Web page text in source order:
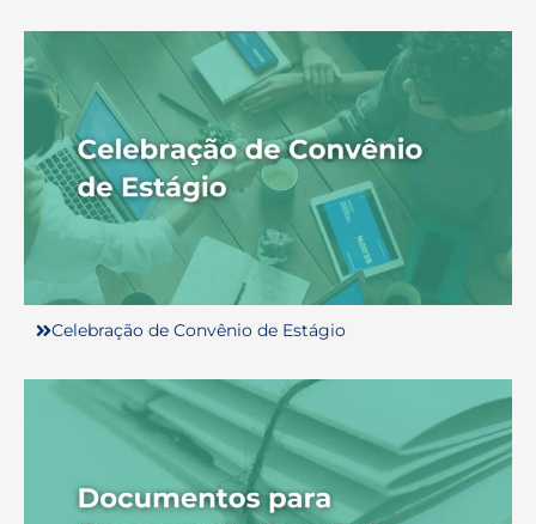
Celebração de Convênio de Estágio